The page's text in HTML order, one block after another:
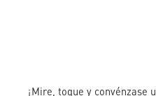
¡Mire, toque y convénzase